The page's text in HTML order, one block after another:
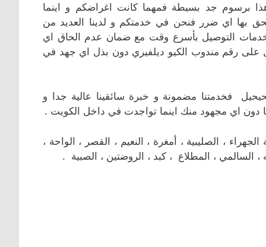
برسوم جد بسيطة فمهما كانت اغراضكم و اينما
بها اي ضرر فنحن في خدمتكم و لدينا العديد من
التوصيل بأسرع وقت مع ضمان عدم الحاق اي
رقم مندوب الكيو ديلفيري دون بذل اي جهد في
فخدمتنا مضمونة و خبرة سائقينا عالية جدا و
اي مجهود منك اينما تواجدت في داخل الكويت .
، الصليبية ، أمغرة ، النعيم ، القصر ، الواحة ،
، السالمي ، المطلاع ، كبد ، الروضتين ، الصبية .